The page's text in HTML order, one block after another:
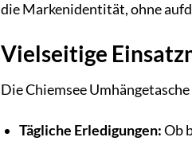
die Markenidentität, ohne
Vielseitige
Die Chiemsee
Tägliche Erledigungen:Ob